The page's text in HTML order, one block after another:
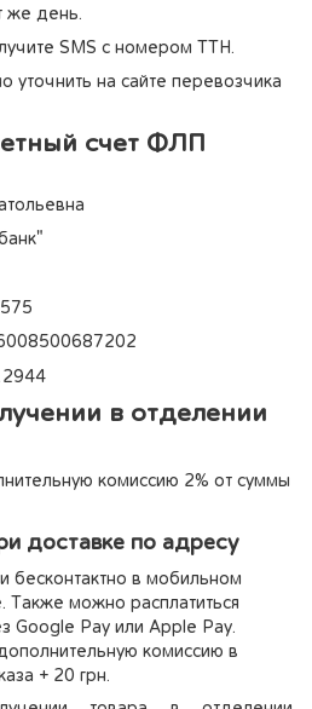
же день.
SMS с номером ТТН.
уточнить на сайте перевозчика
счет ФЛП
в отделении
комиссию 2% от суммы
доставке по адресу
бесконтактно в мобильном
Также можно расплатиться
Google Pay или Apple Pay.
комиссию в
+ 20 грн.